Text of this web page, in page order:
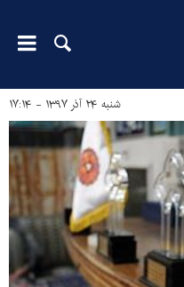
شنبه ۲۴ آذر ۱۳۹۷ - ۱۷:۱۴